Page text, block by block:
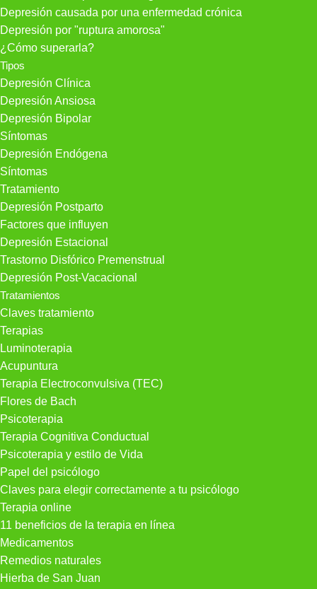
Depresión causada por una enfermedad crónica
Depresión por "ruptura amorosa"
¿Cómo superarla?
Tipos
Depresión Clínica
Depresión Ansiosa
Depresión Bipolar
Síntomas
Depresión Endógena
Síntomas
Tratamiento
Depresión Postparto
Factores que influyen
Depresión Estacional
Trastorno Disfórico Premenstrual
Depresión Post-Vacacional
Tratamientos
Claves tratamiento
Terapias
Luminoterapia
Acupuntura
Terapia Electroconvulsiva (TEC)
Flores de Bach
Psicoterapia
Terapia Cognitiva Conductual
Psicoterapia y estilo de Vida
Papel del psicólogo
Claves para elegir correctamente a tu psicólogo
Terapia online
11 beneficios de la terapia en línea
Medicamentos
Remedios naturales
Hierba de San Juan